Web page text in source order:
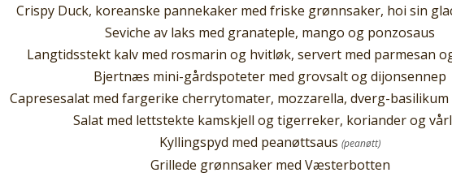
Crispy Duck, koreanske pannekaker med friske grønnsaker, hoi sin
Seviche av laks med granateple, mango og ponzosaus
Langtidsstekt kalv med rosmarin og hvitløk, servert med parmesan
Bjertnæs mini-gårdspoteter med grovsalt og dijonsennep
Capresesalat med fargerike cherrytomater, mozzarella, dverg-
Salat med lettstekte kamskjell og tigerreker, koriander og
Kyllingspyd med peanøttsaus (peanøtt)
Grillede grønnsaker med Væsterbotten